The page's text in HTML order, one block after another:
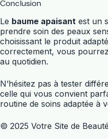
Conclusion
Le baume apaisant est un
prendre soin des peaux
choisissant le produit
correctement, vous
au quotidien.
N’hésitez pas à tester
celle qui vous convient
routine de soins adaptée à
© 2025 Votre Site de